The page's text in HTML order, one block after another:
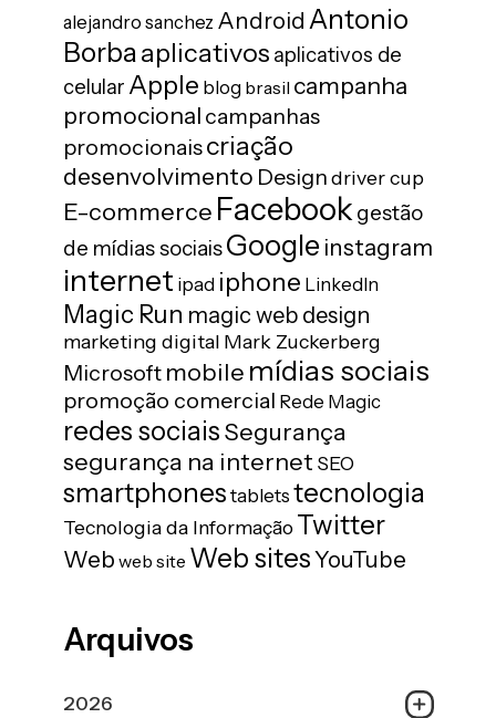
alejandro sanchez Android Antonio
Borba aplicativos aplicativos de
celular Apple blog brasil campanha
promocional campanhas
promocionaiscriação
desenvolvimento Designdriver cup
E-commerce Facebook gestão
de mídias sociaisGoogle instagram
internet ipad iphone LinkedIn
Magic Run magic web design
marketing digital Mark Zuckerberg
Microsoft mobile mídias sociais
promoção comercial Rede Magic
redes sociaisSegurança
segurança na internet SEO
smartphones tablets tecnologia
Tecnologia da Informação Twitter
Web web site Web sitesYouTube
Arquivos
2026